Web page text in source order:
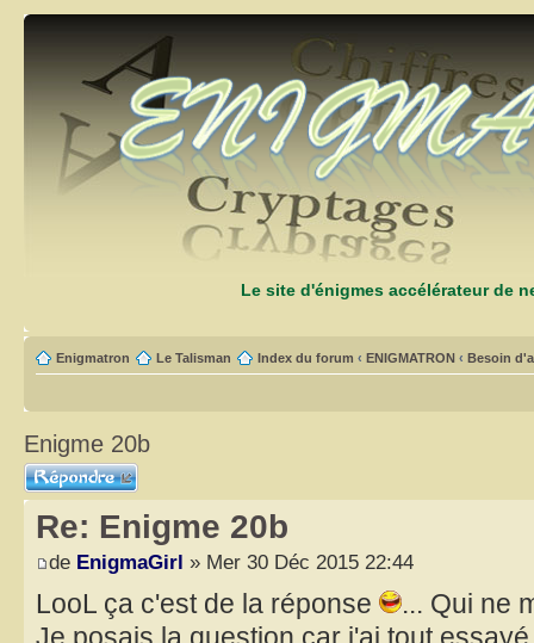
Le site d'énigmes accélérateur de
Enigmatron Le Talisman Index du forum ‹ ENIGMATRON ‹ Besoin
Enigme 20b
Répondre
Re: Enigme 20b
de EnigmaGirl » Mer 30 Déc 2015 22:44
LooL ça c'est de la réponse
... Qui ne